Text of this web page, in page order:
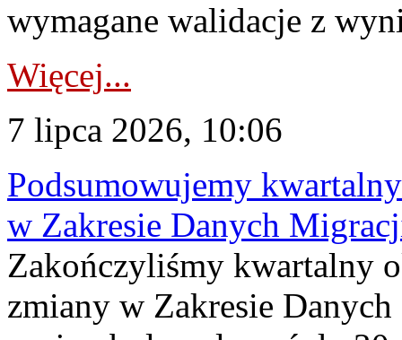
wymagane walidacje z
Więcej...
7 lipca 2026, 10:06
Podsumowujemy
w Zakresie Danych
Zakończyliśmy kwartalny
zmiany w Zakresie